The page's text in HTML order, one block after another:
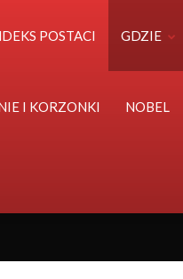
POSTACI GDZIE
I KORZONKI NOBEL